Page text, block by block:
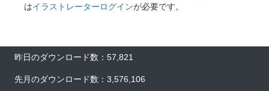
はイラストレーターログインが必要です。
昨日のダウンロード数：57,821
先月のダウンロード数：3,576,106